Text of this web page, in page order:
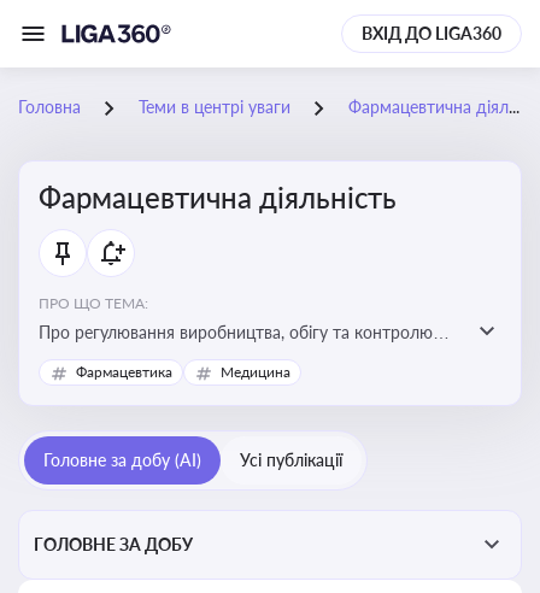
ВХІД ДО LIGA360
Головна Теми в центрі уваги Фармацевтична діяльність
Фармацевтична діяльність
ПРО ЩО ТЕМА:
Про регулювання виробництва, обігу та контролю
лікарських засобів для легальної роботи компаній та
аптек, з дотриманням стандартів якості та безпеки
Фармацевтика Медицина
Головне за добу (AI) Усі публікації
ГОЛОВНЕ ЗА ДОБУ